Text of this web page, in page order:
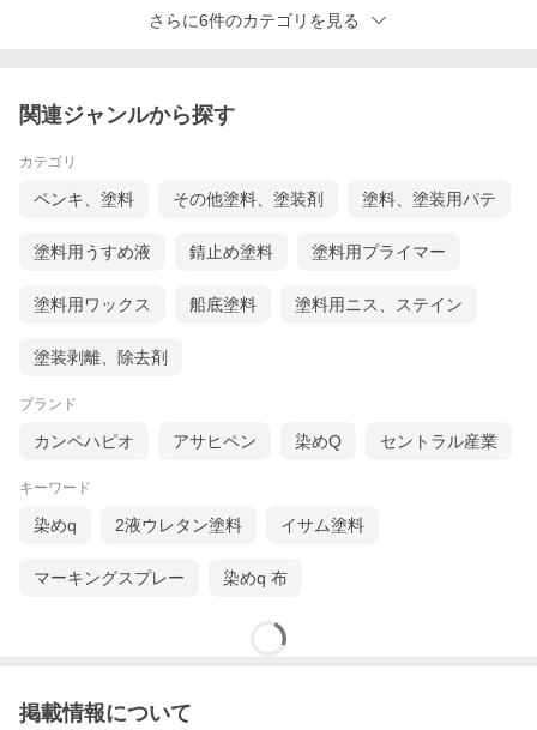
さらに6件のカテゴリを見る
関連ジャンルから探す
カテゴリ
ペンキ、塗料 その他塗料、塗装剤 塗料、塗装用パテ
塗料用うすめ液 錆止め塗料 塗料用プライマー
塗料用ワックス 船底塗料 塗料用ニス、ステイン
塗装剥離、除去剤
ブランド
カンペハピオ アサヒペン 染めQ セントラル産業
キーワード
染めq 2液ウレタン塗料 イサム塗料
マーキングスプレー 染めq 布
掲載情報について